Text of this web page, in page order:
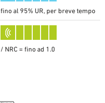
fino al 95% UR, per breve tempo
/ NRC = fino ad 1.0